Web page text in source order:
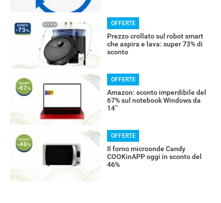
RECENSIONI OFFERTE
Prezzo crollato sul robot smart
che aspira e lava: super 73% di
sconto
OFFERTE
Amazon: sconto imperdibile del
67% sul notebook Windows da
14’’
OFFERTE
Il forno microonde Candy
COOKinAPP oggi in sconto del
46%